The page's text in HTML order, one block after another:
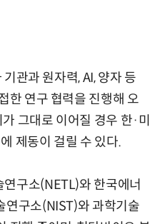
관과 원자력, AI, 양자 등
한 연구 협력을 진행해 오
그대로 이어질 경우 한·미
제동이 걸릴 수 있다.
구소(NETL)와 한국에너
연구소(NIST)와 과학기술